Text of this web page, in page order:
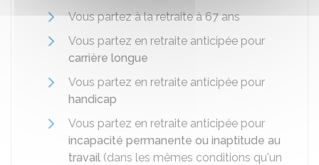
Vous partez à la retraite à 67 ans
Vous partez en retraite anticipée pour
carrière longue
Vous partez en retraite anticipée pour
handicap
Vous partez en retraite anticipée pour
incapacité permanente ou inaptitude au
travail (dans les mêmes conditions qu'un